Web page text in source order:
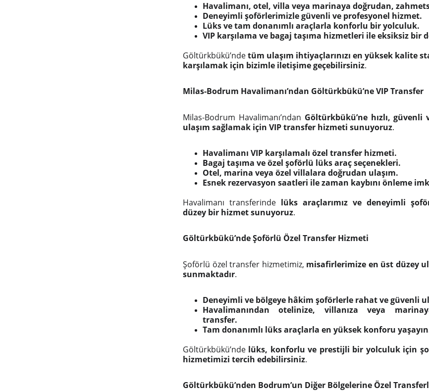
Havalimanı, otel, villa veya marinaya doğrudan,
Deneyimli şoförlerimizle güvenli ve profesyonel hizmet.
Lüks ve tam donanımlı araçlarla konforlu bir yolculuk.
VIP karşılama ve bagaj taşıma hizmetleri ile eksiksiz bir
Göltürkbükü’ndetüm ulaşım ihtiyaçlarınızı en yüksek kalite
karşılamak için bizimle iletişime geçebilirsiniz.
Milas-Bodrum Havalimanı’ndan Göltürkbükü’ne VIP Transfer
Milas-Bodrum Havalimanı’ndan Göltürkbükü’ne hızlı,
ulaşım sağlamak için VIP transfer hizmeti sunuyoruz.
Havalimanı VIP karşılamalı özel transfer hizmeti.
Bagaj taşıma ve özel şoförlü lüks araç seçenekleri.
Otel, marina veya özel villalara doğrudan ulaşım.
Esnek rezervasyon saatleri ile zaman kaybını önleme
Havalimanı transferinde lüks araçlarımız ve deneyimli
düzey bir hizmet sunuyoruz.
Göltürkbükü’nde Şoförlü Özel Transfer Hizmeti
Şoförlü özel transfer hizmetimiz, misafirlerimize en üst düzey
sunmaktadır.
Deneyimli ve bölgeye hâkim şoförlerle rahat ve güvenli
Havalimanından otelinize, villanıza veya
transfer.
Tam donanımlı lüks araçlarla en yüksek konforu
Göltürkbükü’nde lüks, konforlu ve prestijli bir yolculuk için
hizmetimizi tercih edebilirsiniz.
Göltürkbükü’nden Bodrum’un Diğer Bölgelerine Özel